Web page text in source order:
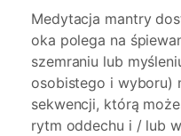
Medytacja mantry
oka polega na
szemraniu lub
osobistego i wyboru)
sekwencji, którą
rytm oddechu i / lub